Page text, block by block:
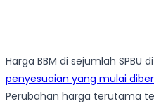
Harga BBM di sejumlah SPBU
penyesuaian yang mulai
Perubahan harga terutama